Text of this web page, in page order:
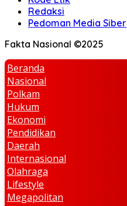
Redaksi
Pedoman Media Siber
Fakta Nasional ©2025
Beranda
Nasional
Polkam
Hukum
Ekonomi
Pendidikan
Daerah
Internasional
Olahraga
Lifestyle
Megapolitan